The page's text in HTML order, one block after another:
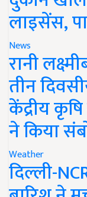
लाइसेंस,
News
रानी
तीन
केंद्रीय
ने किया
Weather
दिल्ली-